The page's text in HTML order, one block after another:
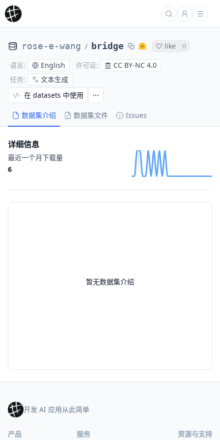
rose-e-wang / bridge like 0
语言: English 许可证:
CC BY-NC 4.0
任务: 文本生成
数据集介绍 数据集文件 Issues
在 datasets 中使用
暂无数据集介绍
详细信息
最近一个月下载量
6
开发 AI 应用从此简单
产品 服务 资源与支持